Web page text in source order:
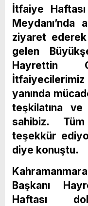
İtfaiye
Meydanı’nda
ziyaret
gelen
Hayrettin
yanında
teşkilatına
sahibiz.
teşekkür
diye konuştu.
Başkanı
Haftası